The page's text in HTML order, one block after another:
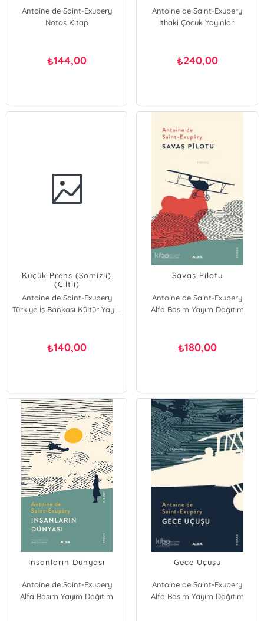
Antoine de Saint-Exupery
Notos Kitap
₺144,00
Antoine de Saint-Exupery
İthaki Çocuk Yayınları
₺240,00
Küçük Prens (Şömizli)
(Ciltli)
Antoine de Saint-Exupery
Türkiye İş Bankası Kültür Yayınları
₺140,00
Savaş Pilotu
Antoine de Saint-Exupery
Alfa Basım Yayım Dağıtım
₺180,00
İnsanların Dünyası
Antoine de Saint-Exupery
Alfa Basım Yayım Dağıtım
Gece Uçuşu
Antoine de Saint-Exupery
Alfa Basım Yayım Dağıtım